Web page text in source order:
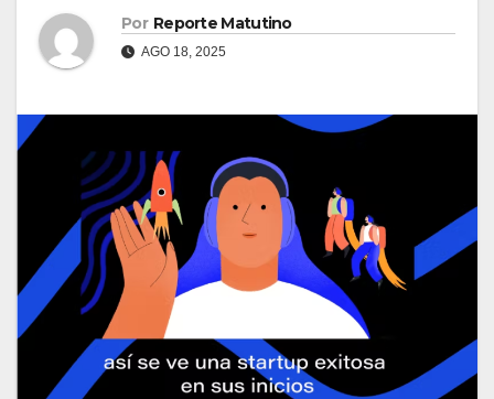
Por Reporte Matutino
AGO 18, 2025